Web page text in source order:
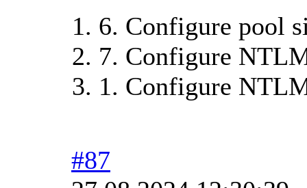
6. Configure pool
7. Configure
1. Configure
#87